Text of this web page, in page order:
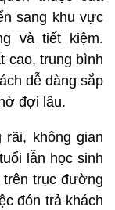
sang khu vực
và tiết kiệm.
cao, trung bình
dễ dàng sắp
đợi lâu.
không gian
lẫn học sinh
trục đường
đón trả khách